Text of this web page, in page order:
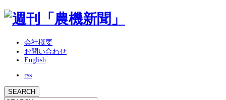
会社概要
お問い合わせ
English
rss